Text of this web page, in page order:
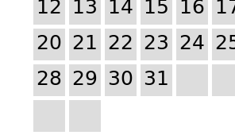
12 13 14 15 16
20 21 22 23 24
28 29 30 31